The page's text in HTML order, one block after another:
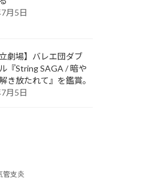
月5日
立劇場】バレエ団ダブ
『String SAGA / 暗や
き放たれて』を鑑賞。
月5日
支炎